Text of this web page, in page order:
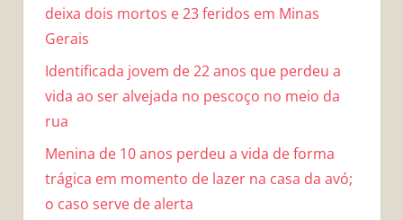
deixa dois mortos e 23 feridos em Minas
Gerais
Identificada jovem de 22 anos que perdeu a
vida ao ser alvejada no pescoço no meio da
rua
Menina de 10 anos perdeu a vida de forma
trágica em momento de lazer na casa da avó;
o caso serve de alerta